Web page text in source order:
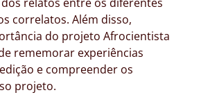
correlatos. Além disso,
do projeto Afrocientista
rememorar experiências
e compreender os
projeto.